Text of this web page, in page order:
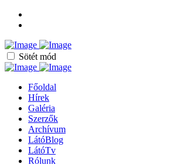
Sötét mód
Főoldal
Hírek
Galéria
Szerzők
Archívum
LátóBlog
LátóTv
Rólunk